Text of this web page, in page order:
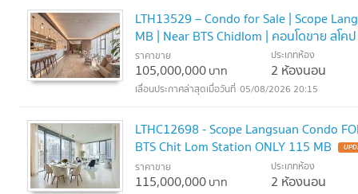
LTH13529 – Condo for Sale | Scope
MB | Near BTS Chidlom | คอนโดขาย สโค
ราคาขาย
105,000,000บาท
ประเภทห้อง
2 ห้องนอน
05/08/2026 20:15
LTHC12698 - Scope Langsuan Condo
BTS Chit Lom Station ONLY 115 MB
ราคาขาย
115,000,000บาท
ประเภทห้อง
2 ห้องนอน